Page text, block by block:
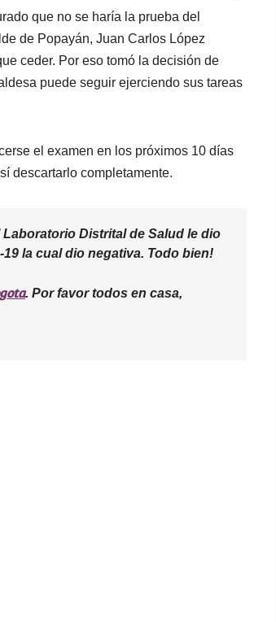
que no se haría la prueba del
de Popayán, Juan Carlos López
ceder. Por eso tomó la decisión de
puede seguir ejerciendo sus tareas
el examen en los próximos 10 días
descartarlo completamente.
Distrital de Salud le dio
la cual dio negativa. Todo bien!
. Por favor todos en casa,